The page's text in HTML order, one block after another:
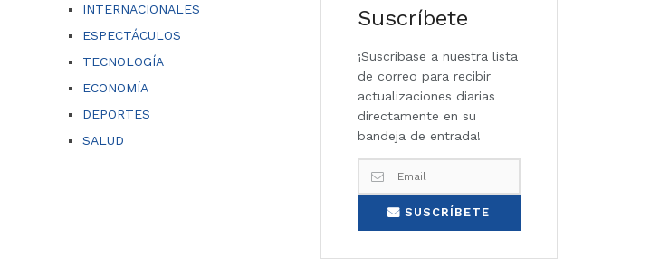
INTERNACIONALES
ESPECTÁCULOS
TECNOLOGÍA
ECONOMÍA
DEPORTES
SALUD
Suscríbete
¡Suscríbase a nuestra lista
de correo para recibir
actualizaciones diarias
directamente en su
bandeja de entrada!
SUSCRÍBETE